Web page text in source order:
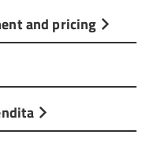
and pricing